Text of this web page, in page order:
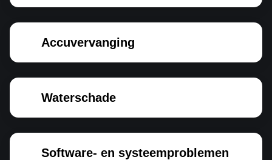
Accuvervanging
Waterschade
Software- en systeemproblemen